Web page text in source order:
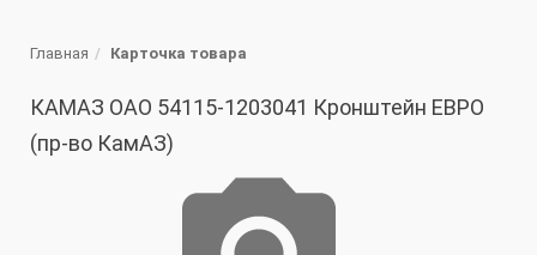
Главная Карточка товара
КАМАЗ ОАО 54115-1203041 Кронштейн ЕВРО
(пр-во КамАЗ)